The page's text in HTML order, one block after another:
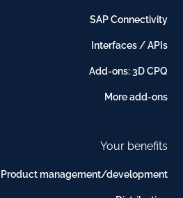
SAP Connectivity
Interfaces / APIs
Add-ons: 3D CPQ
More add-ons
Your benefits
Product management/development